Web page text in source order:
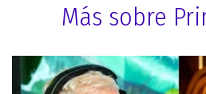
Más sobre